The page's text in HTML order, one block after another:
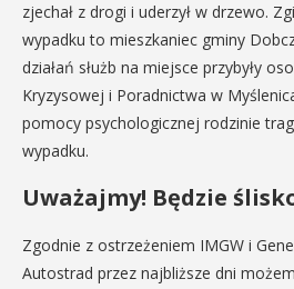
zjechał z drogi i uderzył w drzewo.
wypadku to mieszkaniec gminy
działań służb na miejsce przybyły
Kryzysowej i Poradnictwa w
pomocy psychologicznej rodzinie
wypadku.
Uważajmy! Będzie
Zgodnie z ostrzeżeniem IMGW i
Autostrad przez najbliższe dni